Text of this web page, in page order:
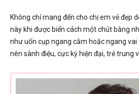
Không chỉ mang đến cho chị em vẻ đẹp
này khi được biến cách một chút bằng
như uốn cụp ngang cằm hoặc ngang
nên sành điệu, cực kỳ hiện đại, trẻ trung